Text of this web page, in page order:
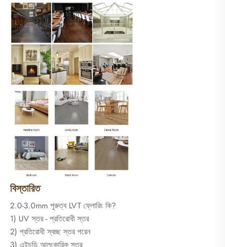
বিস্তারিত
2.0-3.0mm পুরুত্ব LVT ফ্লোরিং কি?
1) UV স্তর - প্রতিরোধী স্তর
2) প্রতিরোধী স্বচ্ছ স্তর পরেন
3) এইচডি আলংকারিক স্তর